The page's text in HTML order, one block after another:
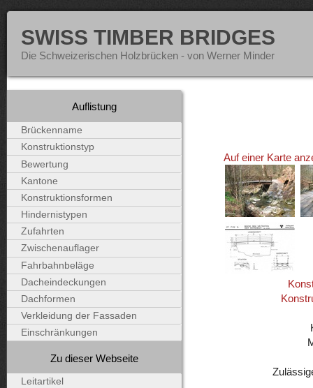
SWISS TIMBER BRIDGES
Die Schweizerischen Holzbrücken - von Werner Minder
Auf einer Karte
Auflistung
Brückenname
Konstruktionstyp
Bewertung
Kantone
Konstruktionsformen
Hindernistypen
Zufahrten
Zwischenauflager
Fahrbahnbeläge
Dacheindeckungen
Dachformen
Verkleidung der Fassaden
Einschränkungen
Zu dieser Webseite
Leitartikel